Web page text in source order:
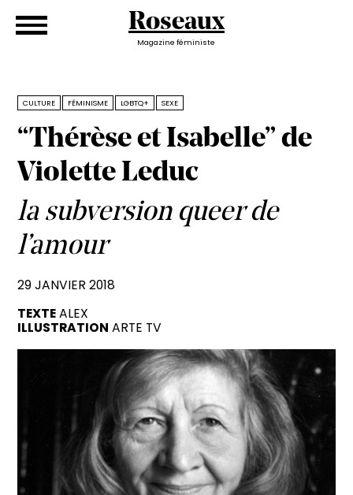
Roseaux
Magazine féministe
CULTURE FÉMINISME LGBTQ+ SEXE
“Thérèse et Isabelle” de
Violette Leduc
la subversion queer de
l’amour
29 JANVIER 2018
TEXTE ALEX
ILLUSTRATION ARTE TV